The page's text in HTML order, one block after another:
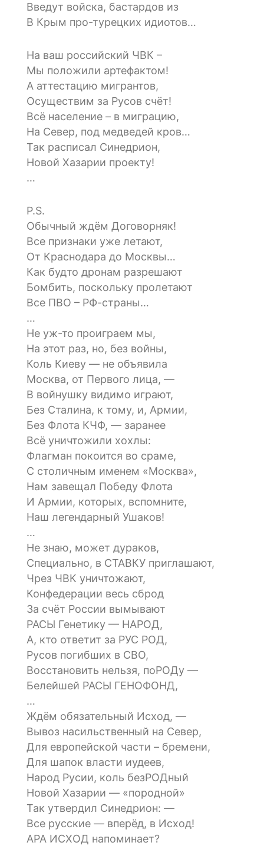
Введут войска, бастардов из
В Крым про-турецких идиотов…
На ваш российский ЧВК –
Мы положили артефактом!
А аттестацию мигрантов,
Осуществим за Русов счёт!
Всё население – в миграцию,
На Север, под медведей кров…
Так расписал Синедрион,
Новой Хазарии проекту!
…
P.S.
Обычный ждём Договорняк!
Все признаки уже летают,
От Краснодара до Москвы…
Как будто дронам разрешают
Бомбить, поскольку пролетают
Все ПВО – РФ-страны…
…
Не уж-то проиграем мы,
На этот раз, но, без войны,
Коль Киеву — не объявила
Москва, от Первого лица, —
В войнушку видимо играют,
Без Сталина, к тому, и, Армии,
Без Флота КЧФ, — заранее
Всё уничтожили хохлы:
Флагман покоится во сраме,
С столичным именем «Москва»,
Нам завещал Победу Флота
И Армии, которых, вспомните,
Наш легендарный Ушаков!
…
Не знаю, может дураков,
Специально, в СТАВКУ приглашают,
Чрез ЧВК уничтожают,
Конфедерации весь сброд
За счёт России вымывают
РАСЫ Генетику — НАРОД,
А, кто ответит за РУС РОД,
Русов погибших в СВО,
Восстановить нельзя, поРОДу —
Белейшей РАСЫ ГЕНОФОНД,
…
Ждём обязательный Исход, —
Вывоз насильственный на Север,
Для европейской части – бремени,
Для шапок власти иудеев,
Народ Русии, коль безРОДный
Новой Хазарии — «породной»
Так утвердил Синедрион: —
Все русские — вперёд, в Исход!
АРА ИСХОД напоминает?